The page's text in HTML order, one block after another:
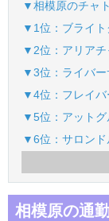
▼相模原のチャ
▼1位：ブライト
▼2位：アリアチ
▼3位：ライバー
▼4位：フレイバ
▼5位：アットグ
▼6位：サロンド
相模原の通